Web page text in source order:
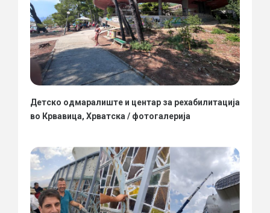
Детско одмаралиште и центар за рехабилитација
во Крвавица, Хрватска / фотогалерија